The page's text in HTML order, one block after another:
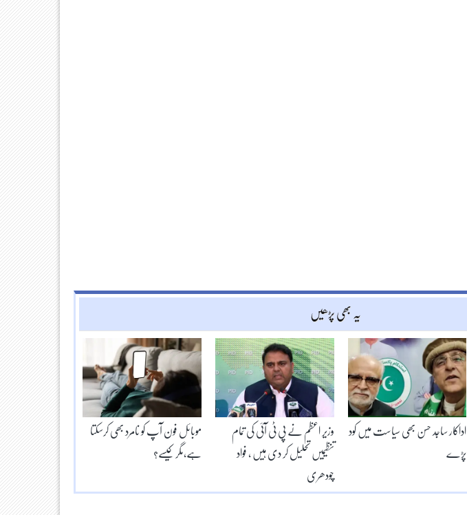
یہ بھی پڑھیں
موبائل فون آپ کو نامرد بھی کرسکتا
ہے،مگر کیسے؟
وزیر اعظم نے پی ٹی آئی کی تمام
تنظیمیں تحلیل کر دی ہیں ، فواد
چودھری
اداکار ساجد حسن بھی سیاست میں کود
پڑے